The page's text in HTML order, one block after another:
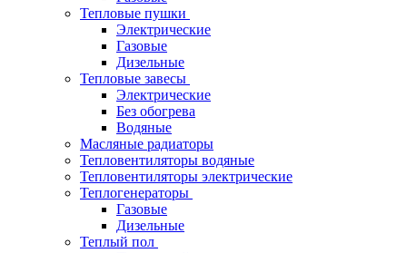
Тепловые пушки
Электрические
Газовые
Дизельные
Тепловые завесы
Электрические
Без обогрева
Водяные
Масляные радиаторы
Тепловентиляторы водяные
Тепловентиляторы электрические
Теплогенераторы
Газовые
Дизельные
Теплый пол